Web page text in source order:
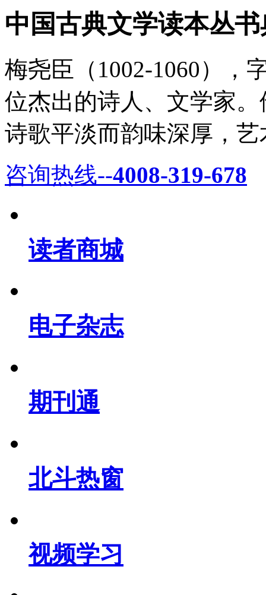
中国古典文学读本丛
梅尧臣（1002-1060），
位杰出的诗人、文学家
诗歌平淡而韵味深厚，
咨询热线--4008-319-678
读者商城
电子杂志
期刊通
北斗热窗
视频学习